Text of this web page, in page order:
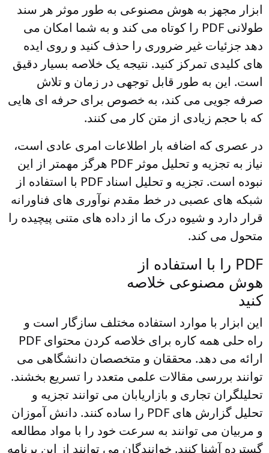
ابزار مجهز به هوش مصنوعی به طور موثر هر سند
طولانی PDF را کوتاه می کند و به شما امکان می
دهد جزئیات غیر ضروری را حذف کنید و روی ایده
های کلیدی تمرکز کنید. نتیجه یک خلاصه بسیار دقیق
است. این به طور قابل توجهی در زمان و تلاش
صرفه جویی می کند، به خصوص برای حرفه ای هایی
که با حجم زیادی از متن کار می کنند.
در عصری که اضافه بار اطلاعات امری عادی است،
نیاز به تجزیه و تحلیل موثر PDF هرگز مهمتر از این
نبوده است. تجزیه و تحلیل اسناد PDF با استفاده از
شبکه های عصبی در خط مقدم نوآوری های فناورانه
قرار دارد و شیوه درک ما از داده های متنی پیچیده را
متحول می کند.
PDF را با استفاده از
هوش مصنوعی خلاصه
کنید
این ابزار با موارد استفاده مختلف سازگار است و
راه حلی همه کاره برای خلاصه کردن محتوای PDF
ارائه می دهد. محققان و متخصصان دانشگاهی می
توانند بررسی مقالات علمی متعدد را تسریع بخشند.
تحلیلگران تجاری و بازاریابان می توانند تجزیه و
تحلیل گزارش های PDF را ساده کنند. دانش آموزان
و مربیان می توانند به سرعت خود را با مواد مطالعه
گسترده آشنا کنند. خوانندگان می توانند از این برنامه